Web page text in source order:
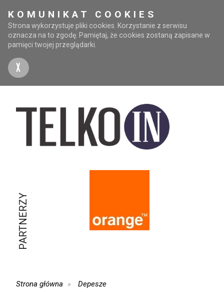
KOMUNIKAT COOKIES
Strona wykorzystuje pliki cookies. Korzystanie z serwisu
oznacza na to zgodę. Pamiętaj, że cookies zostaną zapisane w
pamięci twojej przeglądarki.
X
PARTNERZY
Strona główna Depesze